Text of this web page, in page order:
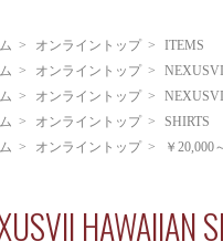
> オンライントップ >
ITEMS
> オンライントップ >
> オンライントップ >
> オンライントップ >
SHIRTS
> オンライントップ > ￥20,000
HAWAIIAN